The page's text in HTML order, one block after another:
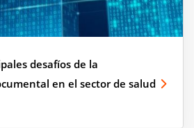
desafíos de la
en el sector de salud